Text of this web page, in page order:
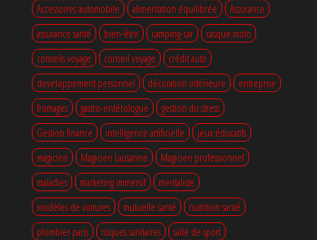
Accessoires automobile alimentation équilibrée
Assurance
assurance santé
bien-être camping-car
casque moto
conseils voyage
conseil voyage
crédit auto
developpement personnel
décoration intérieure
entreprise
fromages
gastro-entérologue
gestion du stress
Gestion finance
intelligence artificielle
jeux éducatifs
magicien
Magicien Lausanne
Magicien professionnel
maladies
marketing immersif
mentaliste
modèles de voitures
mutuelle santé
nutrition santé
plombier paris
risques sanitaires
salle de sport